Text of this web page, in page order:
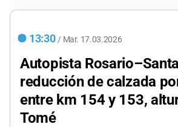
13:30 / Mar. 17.03.2026
Autopista
reducción de calzada
entre km 154 y 153,
Tomé